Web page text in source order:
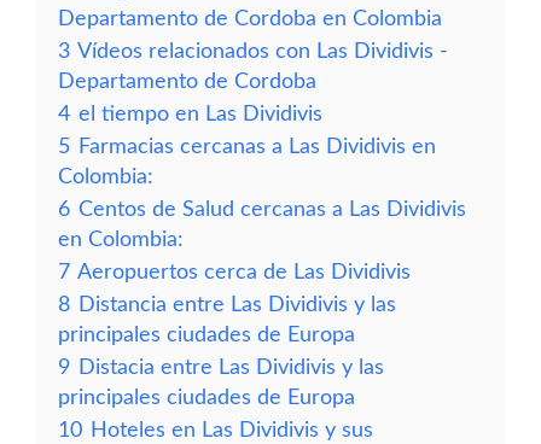
Departamento de Cordoba en Colombia
3 Vídeos relacionados con Las Dividivis -
Departamento de Cordoba
4 el tiempo en Las Dividivis
5 Farmacias cercanas a Las Dividivis en
Colombia:
6 Centos de Salud cercanas a Las Dividivis
en Colombia:
7 Aeropuertos cerca de Las Dividivis
8 Distancia entre Las Dividivis y las
principales ciudades de Europa
9 Distacia entre Las Dividivis y las
principales ciudades de Europa
10 Hoteles en Las Dividivis y sus